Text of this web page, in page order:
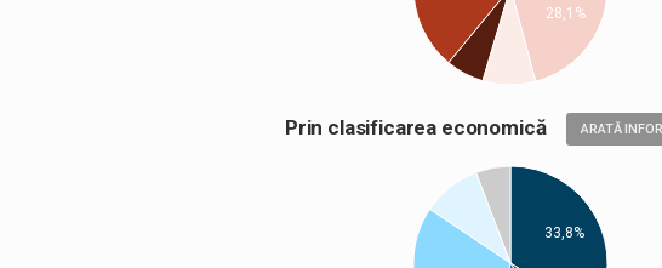
28,1%
Prin clasificarea economică ARATĂ
33,8%